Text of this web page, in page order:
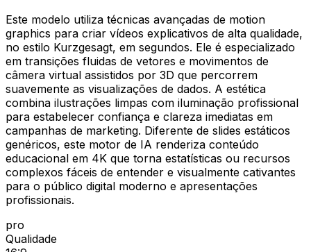
Este modelo utiliza técnicas avançadas de motion
graphics para criar vídeos explicativos de alta qualidade,
no estilo Kurzgesagt, em segundos. Ele é especializado
em transições fluidas de vetores e movimentos de
câmera virtual assistidos por 3D que percorrem
suavemente as visualizações de dados. A estética
combina ilustrações limpas com iluminação profissional
para estabelecer confiança e clareza imediatas em
campanhas de marketing. Diferente de slides estáticos
genéricos, este motor de IA renderiza conteúdo
educacional em 4K que torna estatísticas ou recursos
complexos fáceis de entender e visualmente cativantes
para o público digital moderno e apresentações
profissionais.
pro
Qualidade